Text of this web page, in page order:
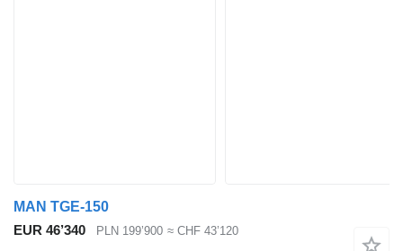
MAN TGE-150
EUR 46’340
PLN 199’900 ≈ CHF 43’120